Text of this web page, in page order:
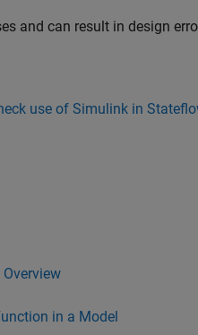
and can result in design
use of Simulink in
in a Model